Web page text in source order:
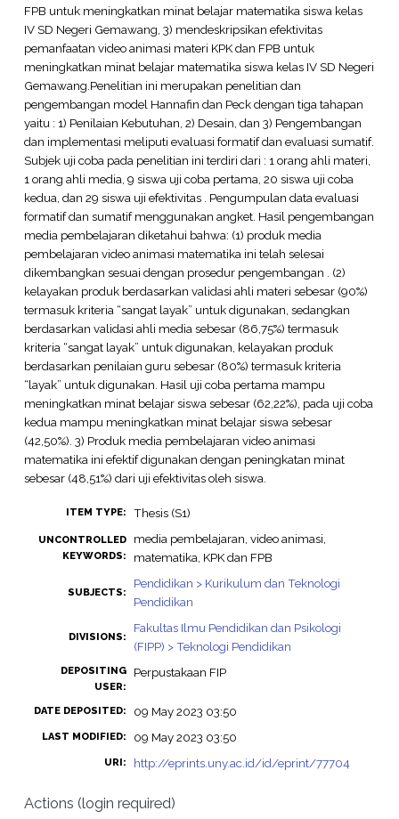
FPB untuk meningkatkan minat belajar matematika siswa kelas
IV SD Negeri Gemawang, 3) mendeskripsikan efektivitas
pemanfaatan video animasi materi KPK dan FPB untuk
meningkatkan minat belajar matematika siswa kelas IV SD Negeri
Gemawang.Penelitian ini merupakan penelitian dan
pengembangan model Hannafin dan Peck dengan tiga tahapan
yaitu : 1) Penilaian Kebutuhan, 2) Desain, dan 3) Pengembangan
dan implementasi meliputi evaluasi formatif dan evaluasi sumatif.
Subjek uji coba pada penelitian ini terdiri dari : 1 orang ahli materi,
1 orang ahli media, 9 siswa uji coba pertama, 20 siswa uji coba
kedua, dan 29 siswa uji efektivitas . Pengumpulan data evaluasi
formatif dan sumatif menggunakan angket. Hasil pengembangan
media pembelajaran diketahui bahwa: (1) produk media
pembelajaran video animasi matematika ini telah selesai
dikembangkan sesuai dengan prosedur pengembangan . (2)
kelayakan produk berdasarkan validasi ahli materi sebesar (90%)
termasuk kriteria “sangat layak” untuk digunakan, sedangkan
berdasarkan validasi ahli media sebesar (86,75%) termasuk
kriteria “sangat layak” untuk digunakan, kelayakan produk
berdasarkan penilaian guru sebesar (80%) termasuk kriteria
“layak” untuk digunakan. Hasil uji coba pertama mampu
meningkatkan minat belajar siswa sebesar (62,22%), pada uji coba
kedua mampu meningkatkan minat belajar siswa sebesar
(42,50%). 3) Produk media pembelajaran video animasi
matematika ini efektif digunakan dengan peningkatan minat
sebesar (48,51%) dari uji efektivitas oleh siswa.
ITEM TYPE: Thesis (S1)
UNCONTROLLED
KEYWORDS:
media pembelajaran, video animasi,
matematika, KPK dan FPB
SUBJECTS:
Pendidikan > Kurikulum dan Teknologi
Pendidikan
DIVISIONS:
Fakultas Ilmu Pendidikan dan Psikologi
(FIPP) > Teknologi Pendidikan
DEPOSITING
USER:
Perpustakaan FIP
DATE DEPOSITED: 09 May 2023 03:50
LAST MODIFIED: 09 May 2023 03:50
URI: http://eprints.uny.ac.id/id/eprint/77704
Actions (login required)